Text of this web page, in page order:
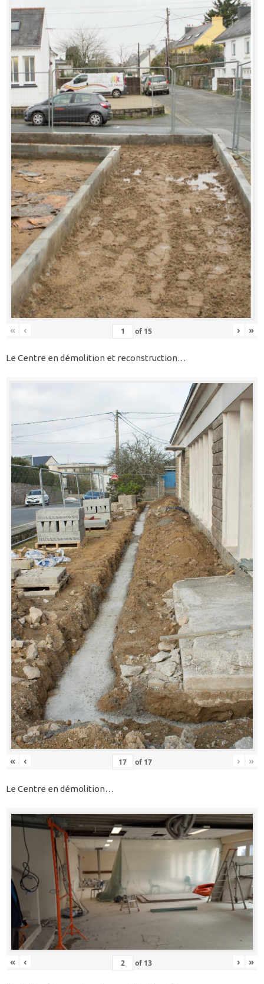
« ‹ of 15 › »
Le Centre en démolition et reconstruction…
« ‹ of 17 › »
Le Centre en démolition…
« ‹ of 13 › »